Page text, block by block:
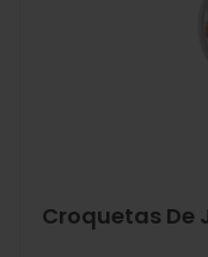
Croquetas De